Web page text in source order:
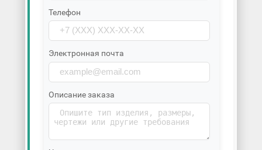
Телефон
Электронная почта
Описание заказа